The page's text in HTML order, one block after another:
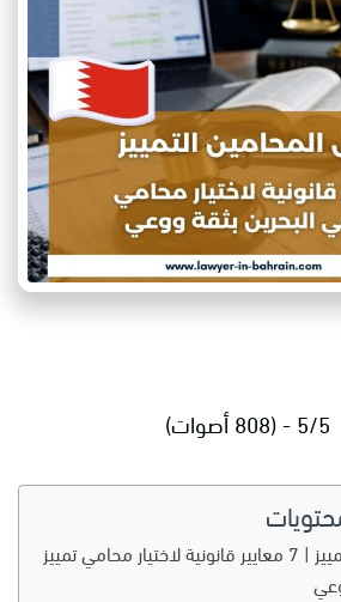
5/5 - (808 أصوات)
جدول المحامين التمييز | 7 معايير قانونية لاختيار محامي تمييز